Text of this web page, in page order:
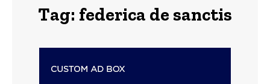
Tag: federica de sanctis